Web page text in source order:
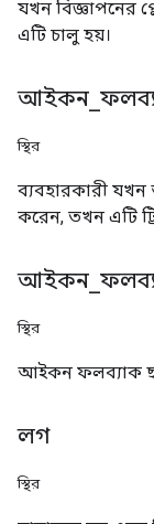
যখন বিজ্ঞাপনের
এটি চালু হয়।
আইকন
স্থির
ব্যবহারকারী
করেন, তখন এটি
আইকন
স্থির
আইকন ফলব্যাক
লগ
স্থির